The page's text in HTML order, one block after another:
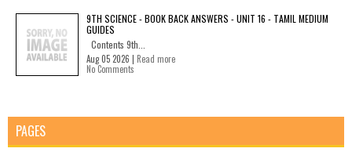
9TH SCIENCE - BOOK BACK ANSWERS - UNIT 16 - TAMIL MEDIUM
GUIDES
Contents 9th...
Aug 05 2026 | Read more
No Comments
PAGES